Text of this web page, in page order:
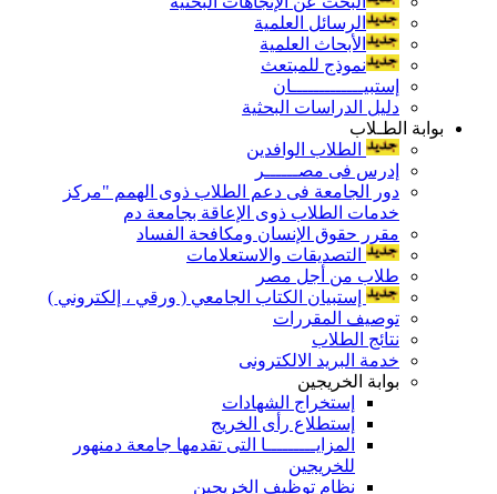
الرسائل العلمية
الأبحاث العلمية
نموذج للمبتعث
إستبيـــــــــــــان
دليل الدراسات البحثية
بوابة الطـلاب
الطلاب الوافدين
إدرس فى مصــــــر
دور الجامعة فى دعم الطلاب ذوى الهمم "مركز
خدمات الطلاب ذوى الإعاقة بجامعة دم
مقرر حقوق الإنسان ومكافحة الفساد
التصديقات والاستعلامات
طلاب من أجل مصر
إستبيان الكتاب الجامعي ( ورقي ، إلكتروني )
توصيف المقررات
نتائج الطلاب
خدمة البريد الالكترونى
بوابة الخريجين
إستخراج الشهادات
إستطلاع رأى الخريج
المزايـــــــــا التى تقدمها جامعة دمنهور
للخريجين
نظام توظيف الخريجين